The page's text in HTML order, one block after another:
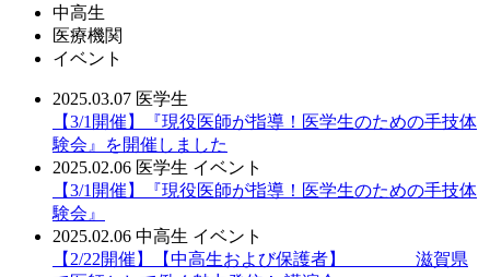
中高生
医療機関
イベント
2025.03.07 医学生
【3/1開催】『現役医師が指導！医学生のための手技体
験会』を開催しました
2025.02.06 医学生 イベント
【3/1開催】『現役医師が指導！医学生のための手技体
験会』
2025.02.06 中高生 イベント
【2/22開催】【中高生および保護者】 滋賀県